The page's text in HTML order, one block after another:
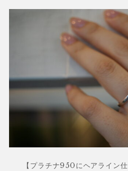
【プラチナ950にヘアライン